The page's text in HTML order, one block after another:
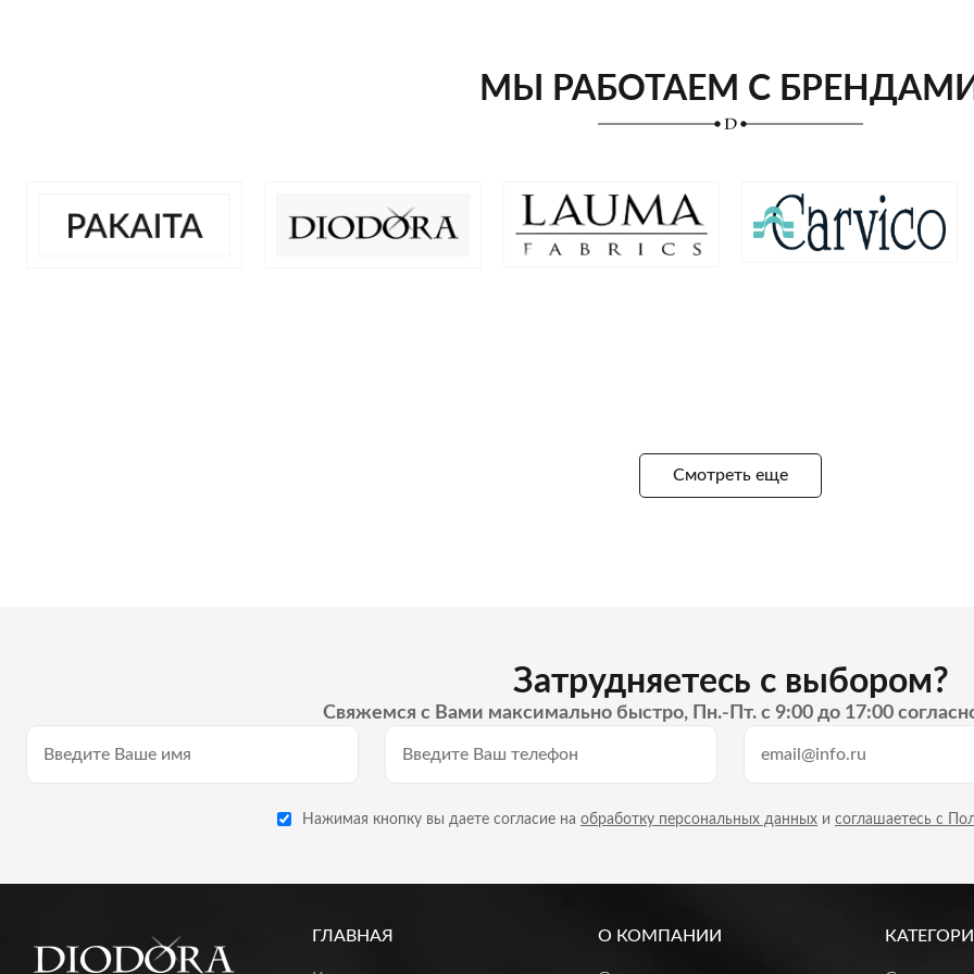
МЫ РАБОТАЕМ С
Смотреть еще
Затрудняетесь с выбором?
Свяжемся с Вами максимально быстро, Пн.-Пт. с 9:00 до 17:00
Нажимая кнопку вы даете согласие на обработку персональных данных и соглашаетесь с
ГЛАВНАЯ О КОМПАНИИ